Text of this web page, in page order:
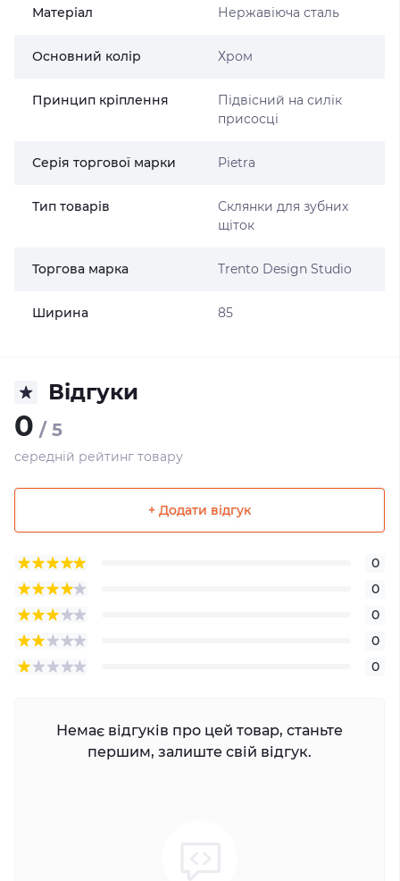
Матеріал Нержавіюча сталь
Основний колір Хром
Принцип кріплення
Підвісний на силік
присосці
Серія торгової марки Pietra
Тип товарів
Склянки для зубних
щіток
Торгова марка Trento Design Studio
Ширина 85
Відгуки
0 / 5
середній рейтинг товару
+ Додати відгук
0
0
0
0
0
Немає відгуків про цей товар, станьте
першим, залиште свій відгук.